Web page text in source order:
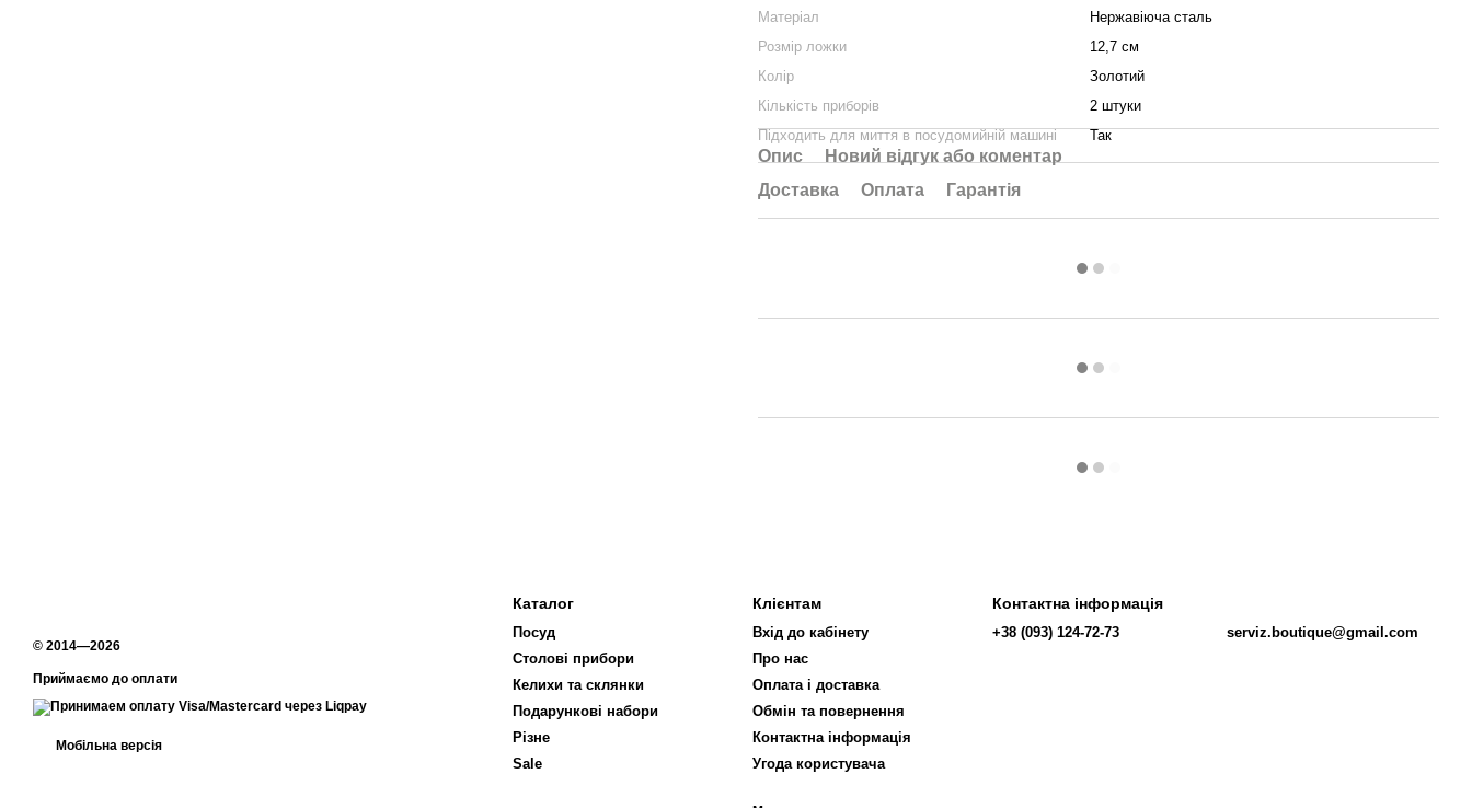
Матеріал
Нержавіюча сталь
Розмір ложки
12,7 см
Колір
Золотий
Кількість приборів
2 штуки
Підходить для миття в посудомийній машині
Так
Опис
Новий відгук або коментар
Доставка
Оплата Гарантія
© 2014—2026
Приймаємо до оплати
Мобільна версія
Каталог
Посуд
Столові прибори
Келихи та склянки
Подарункові набори
Різне
Sale
Клієнтам
Вхід до кабінету
Про нас
Оплата і доставка
Обмін та повернення
Контактна інформація
Угода користувача
Контактна інформація
+38 (093) 124-72-73 serviz.boutique@gmail.com